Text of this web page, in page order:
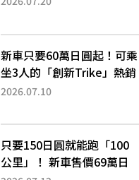
已陸續開始出口的新款
「B...
新車只要60萬日圓起！可乘
坐3人的「創新Trike」熱銷
大賣成為人氣車款！「養車
日圓就能跑100公里」「小
朋友坐得...
2026.07.10
只要150日圓就能跑「100
公里」！ 新車售價69萬日